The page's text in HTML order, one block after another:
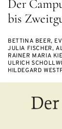
Der
bis
BETTINA BEER,
JULIA FISCHER,
RAINER MARIA
ULRICH
HILDEGARD